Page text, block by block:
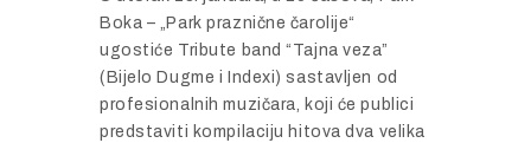
Boka – „Park praznične čarolije“
ugostiće Tribute band “Tajna veza”
(Bijelo Dugme i Indexi) sastavljen od
profesionalnih muzičara, koji će publici
predstaviti kompilaciju hitova dva velika